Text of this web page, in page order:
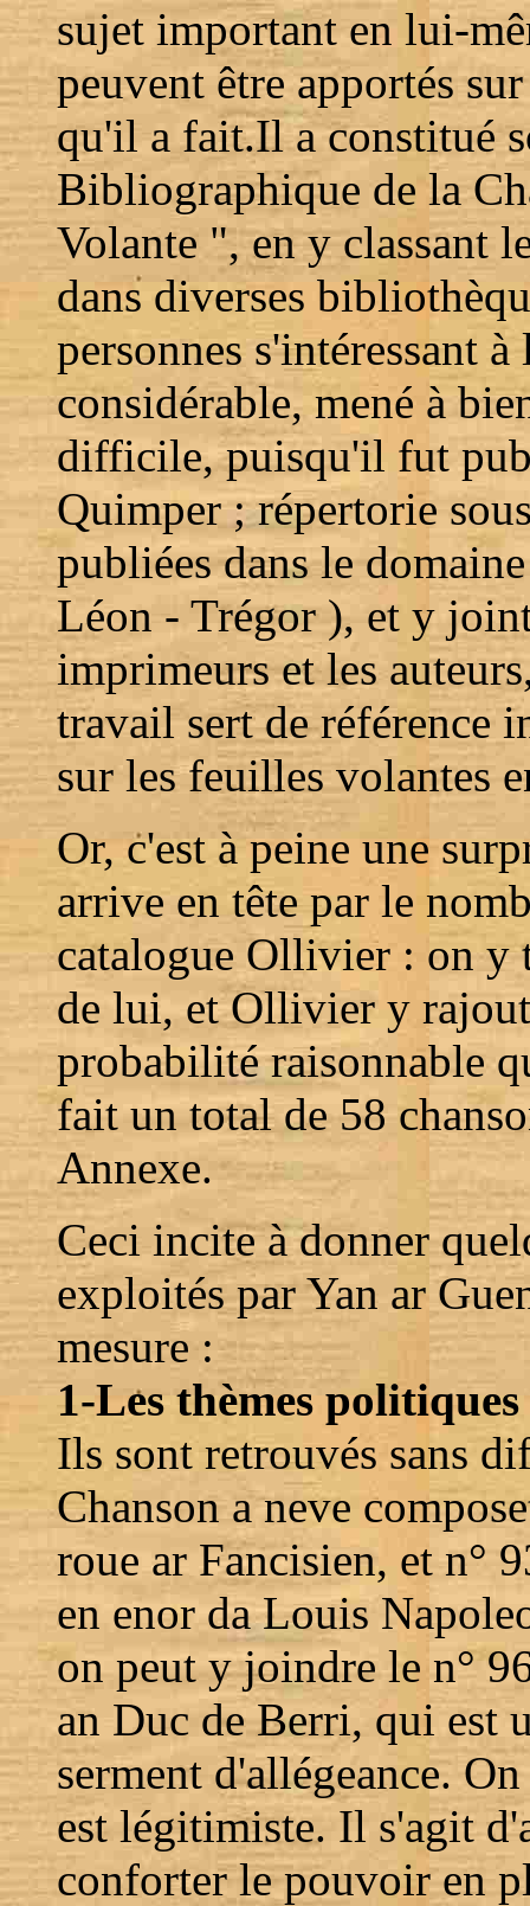
sujet important en lui-
peuvent être apportés
qu'il a fait.Il a constitué
Bibliographique de la
Volante ", en y classant
dans diverses
personnes s'intéressant
considérable, mené à
difficile, puisqu'il fut
Quimper ; répertorie
publiées dans le
Léon - Trégor ), et y
imprimeurs et les
travail sert de référence
sur les feuilles volantes
Or, c'est à peine une
arrive en tête par le
catalogue Ollivier : on y
de lui, et Ollivier y
probabilité raisonnable
fait un total de 58
Annexe.
Ceci incite à donner
exploités par Yan ar
mesure :
1-Les thèmes
Ils sont retrouvés sans
Chanson a neve
roue ar Fancisien, et n°
en enor da Louis
on peut y joindre le n°
an Duc de Berri, qui est
serment d'allégeance.
est légitimiste. Il s'agit
conforter le pouvoir en